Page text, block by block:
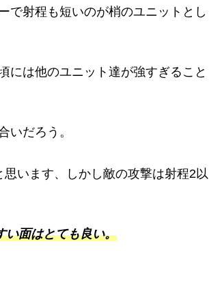
で射程も短いのが梢のユニットとし
には他のユニット達が強すぎること
いだろう。
います、しかし敵の攻撃は射程2以
い面はとても良い。